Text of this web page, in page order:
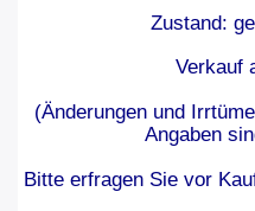
Zustand:
Verkauf
(Änderungen und
Angaben
Bitte erfragen Sie vor